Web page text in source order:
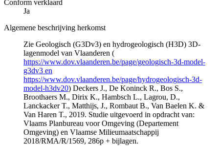
Conform verklaard
Ja
Algemene beschrijving herkomst
Zie Geologisch (G3Dv3) en hydrogeologisch (H3D) 3D-
lagenmodel van Vlaanderen (
https://www.dov.vlaanderen.be/page/geologisch-3d-model-
g3dv3 en
https://www.dov.vlaanderen.be/page/hydrogeologisch-3d-
model-h3dv20) Deckers J., De Koninck R., Bos S.,
Broothaers M., Dirix K., Hambsch L., Lagrou, D.,
Lanckacker T., Matthijs, J., Rombaut B., Van Baelen K. &
Van Haren T., 2019. Studie uitgevoerd in opdracht van:
Vlaams Planbureau voor Omgeving (Departement
Omgeving) en Vlaamse Milieumaatschappij
2018/RMA/R/1569, 286p + bijlagen.